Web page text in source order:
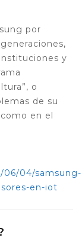
por
y
o
de su
en el
06/04/samsung-
en-iot